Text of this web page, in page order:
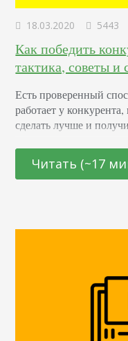
18.03.2020 5443
Как победить
тактика, советы и
Есть проверенный
работает у
сделать лучше и
специалист
выдаче. Я рекомендую
рекламные…
Читать (~17